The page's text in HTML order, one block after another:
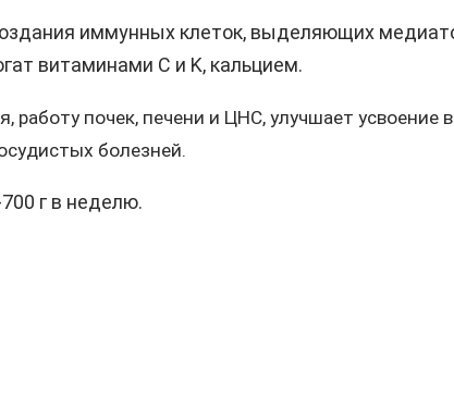
иммунных клеток, выделяющих
витаминами C и K, кальцием.
работу почек, печени и ЦНС, улучшает усвоение
болезней.
г в неделю.